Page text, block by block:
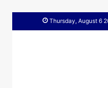
Thursday, August 6